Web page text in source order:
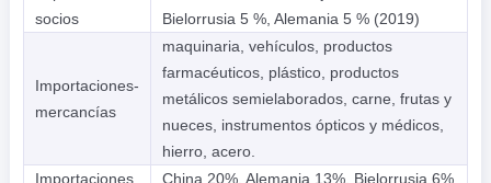
socios
Bielorrusia 5 %, Alemania 5 % (2019)
Importaciones-
mercancías
maquinaria, vehículos, productos
farmacéuticos, plástico, productos
metálicos semielaborados, carne, frutas y
nueces, instrumentos ópticos y médicos,
hierro, acero.
Importaciones
China 20%, Alemania 13%, Bielorrusia 6%